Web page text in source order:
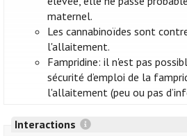
maternel.
Les cannabinoïdes sont
l'allaitement.
Fampridine: il n'est pas
sécurité d’emploi de la
l'allaitement (peu ou pas
Interactions